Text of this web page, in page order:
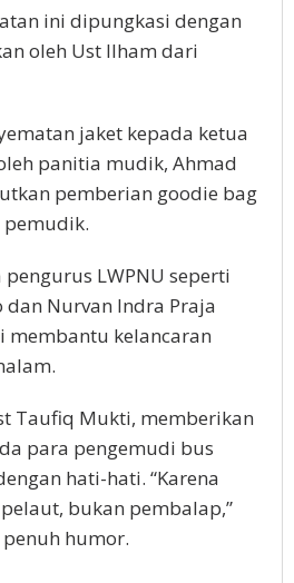
ini dipungkasi dengan
oleh Ust Ilham dari
jaket kepada ketua
panitia mudik, Ahmad
pemberian goodie bag
LWPNU seperti
dan Nurvan Indra Praja
kelancaran
Taufiq Mukti, memberikan
para pengemudi bus
hati-hati. “Karena
bukan pembalap,”
humor.